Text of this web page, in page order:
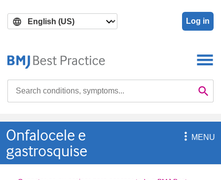
main
search
Log in

Onfalocele e
gastrosquise
MENU